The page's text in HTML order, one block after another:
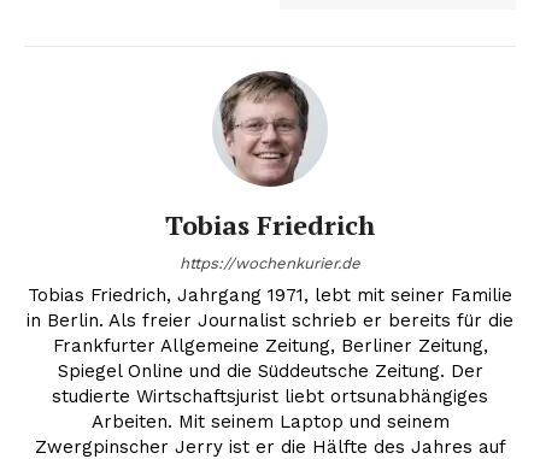
Tobias Friedrich
https://wochenkurier.de
Tobias Friedrich, Jahrgang 1971, lebt mit seiner Familie
in Berlin. Als freier Journalist schrieb er bereits für die
Frankfurter Allgemeine Zeitung, Berliner Zeitung,
Spiegel Online und die Süddeutsche Zeitung. Der
studierte Wirtschaftsjurist liebt ortsunabhängiges
Arbeiten. Mit seinem Laptop und seinem
Zwergpinscher Jerry ist er die Hälfte des Jahres auf